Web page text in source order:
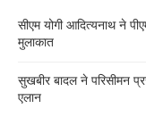
सीएम योगी आदित्यनाथ ने
मुलाकात
सुखबीर बादल ने परिसीमन
एलान